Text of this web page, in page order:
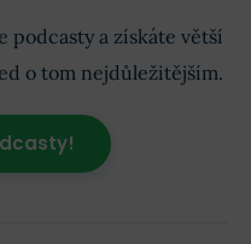
podcasty a získáte větší
o tom nejdůležitějším.